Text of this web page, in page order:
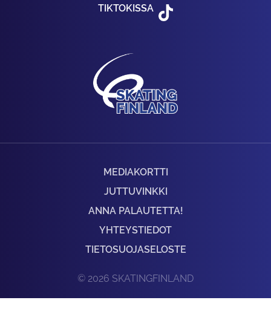
TIKTOKISSA
MEDIAKORTTI
JUTTUVINKKI
ANNA PALAUTETTA!
YHTEYSTIEDOT
TIETOSUOJASELOSTE
© 2026 SKATINGFINLAND